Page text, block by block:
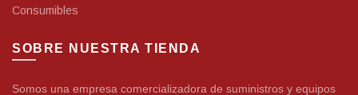
Consumibles
SOBRE NUESTRA TIENDA
Somos una empresa comercializadora de suministros y equipos